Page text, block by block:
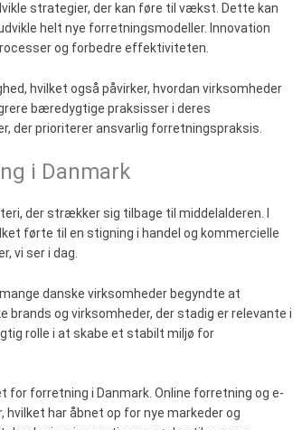
strategier, der kan føre til vækst. Dette kan
helt nye forretningsmodeller. Innovation
og forbedre effektiviteten.
hvilket også påvirker, hvordan virksomheder
bæredygtige praksisser i deres
der prioriterer ansvarlig forretningspraksis.
i Danmark
der strækker sig tilbage til middelalderen. I
førte til en stigning i handel og kommercielle
vi ser i dag.
danske virksomheder begyndte at
og virksomheder, der stadig er relevante i
rolle i at skabe et stabilt miljø for
for forretning i Danmark. Online forretning og e-
har åbnet op for nye markeder og